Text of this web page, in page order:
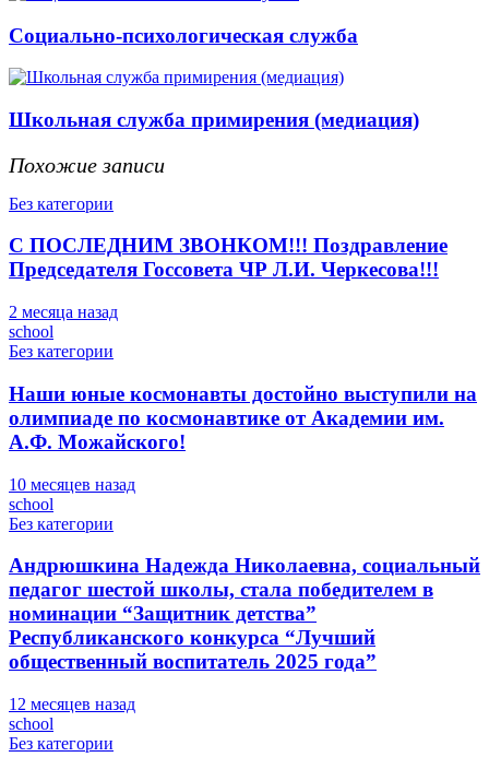
Социально-психологическая служба
Школьная служба примирения (медиация)
Похожие записи
Без категории
С ПОСЛЕДНИМ ЗВОНКОМ!!! Поздравление
Председателя Госсовета ЧР Л.И. Черкесова!!!
2 месяца назад
school
Без категории
Наши юные космонавты достойно выступили на
олимпиаде по космонавтике от Академии им.
А.Ф. Можайского!
10 месяцев назад
school
Без категории
Андрюшкина Надежда Николаевна, социальный
педагог шестой школы, стала победителем в
номинации “Защитник детства”
Республиканского конкурса “Лучший
общественный воспитатель 2025 года”
12 месяцев назад
school
Без категории